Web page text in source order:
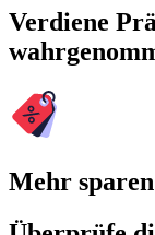
Verdiene
Mehr